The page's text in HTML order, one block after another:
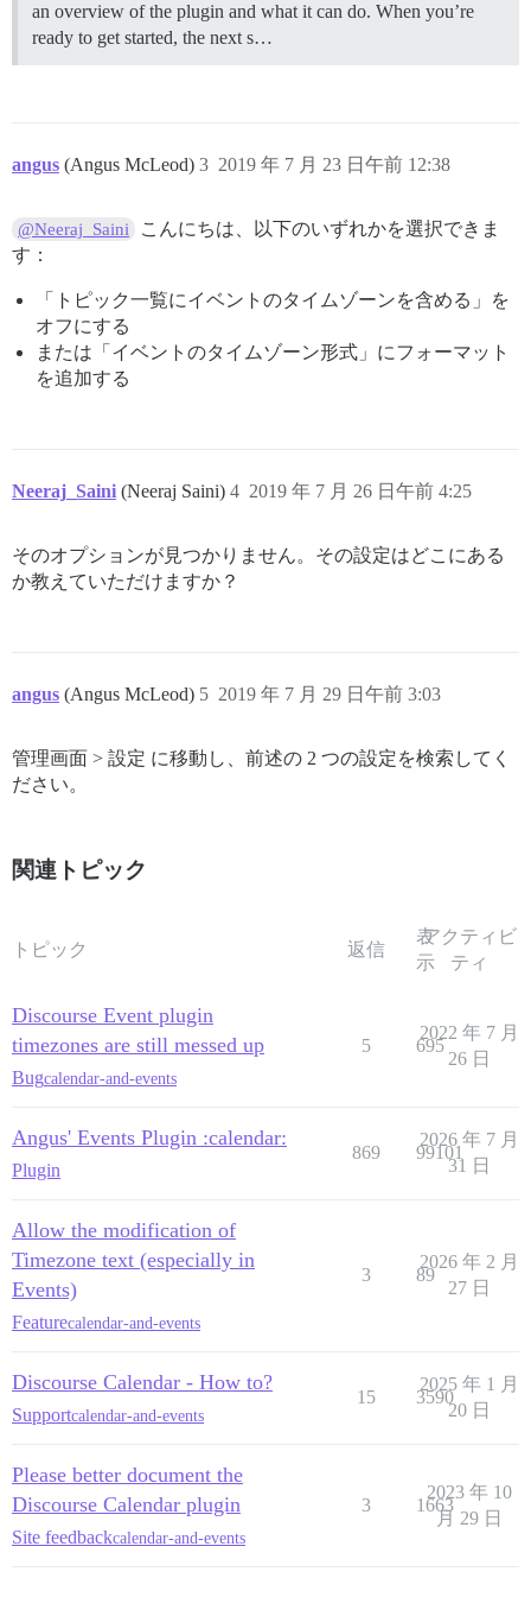
an overview of the plugin and what it can do. When you’re
ready to get started, the next s…
angus (Angus McLeod) 2019 年 7 月 23 日午前 12:38
3
@Neeraj_Saini
こんにちは、以下のいずれかを選択できま
す：
「トピック一覧にイベントのタイムゾーンを含める」を
オフにする
または「イベントのタイムゾーン形式」にフォーマット
を追加する
Neeraj_Saini (Neeraj Saini) 2019 年 7 月 26 日午前 4:25
4
そのオプションが見つかりません。その設定はどこにある
か教えていただけますか？
angus (Angus McLeod) 2019 年 7 月 29 日午前 3:03
5
管理画面 > 設定 に移動し、前述の 2 つの設定を検索してく
ださい。
関連トピック
トピック 返信
表
示
アクティビ
ティ
Discourse Event plugin
timezones are still messed up
Bugcalendar-and-events
5 695
2022 年 7 月
26 日
Angus' Events Plugin :calendar:
Plugin
869 99101
2026 年 7 月
31 日
Allow the modification of
Timezone text (especially in
Events)
Featurecalendar-and-events
3 89
2026 年 2 月
27 日
Discourse Calendar - How to?
Supportcalendar-and-events
15 3590
2025 年 1 月
20 日
Please better document the
Discourse Calendar plugin
Site feedbackcalendar-and-events
3 1663
2023 年 10
月 29 日